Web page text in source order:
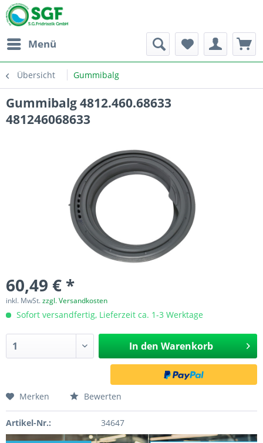
Menü
Übersicht Gummibalg
Gummibalg 4812.460.68633
481246068633
60,49 € *
inkl. MwSt.zzgl. Versandkosten
Sofort versandfertig, Lieferzeit ca. 1-3 Werktage
In den Warenkorb
Merken Bewerten
Artikel-Nr.: 34647